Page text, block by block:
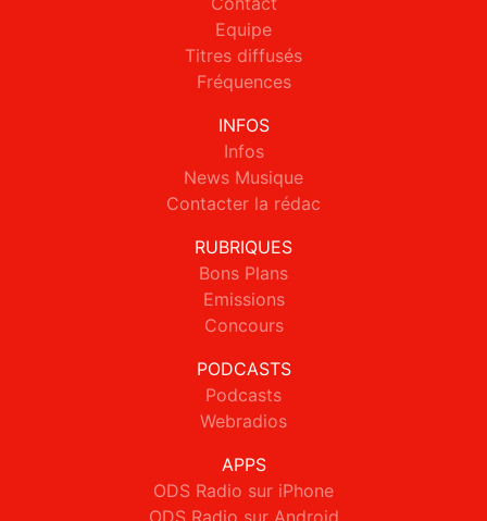
Equipe
Titres diffusés
Fréquences
INFOS
Infos
News Musique
Contacter la rédac
RUBRIQUES
Bons Plans
Emissions
Concours
PODCASTS
Podcasts
Webradios
APPS
ODS Radio sur iPhone